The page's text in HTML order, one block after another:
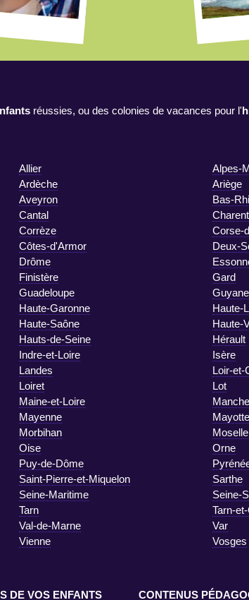
réussies, ou des colonies de vacances pour l'
Allier
Alpes-
Ardèche
Ariège
Aveyron
Bas-
Cantal
Corrèze
Corse-
Côtes-d'Armor
Deux-
Drôme
Finistère
Gard
Guadeloupe
Guyane
Haute-Garonne
Haute-
Haute-Saône
Haute-
Hauts-de-Seine
Hérault
Indre-et-Loire
Isère
Landes
Loir-et-
Loiret
Lot
Maine-et-Loire
Manche
Mayenne
Mayotte
Morbihan
Moselle
Oise
Orne
Puy-de-Dôme
Saint-Pierre-et-Miquelon
Sarthe
Seine-Maritime
Seine-
Tarn
Tarn-
Val-de-Marne
Var
Vienne
Vosges
DE VOS ENFANTS CONTENUS